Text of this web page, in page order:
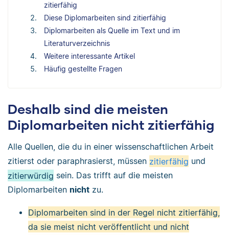
zitierfähig
Diese Diplomarbeiten sind zitierfähig
Diplomarbeiten als Quelle im Text und im
Literaturverzeichnis
Weitere interessante Artikel
Häufig gestellte Fragen
Deshalb sind die meisten
Diplomarbeiten nicht zitierfähig
Alle Quellen, die du in einer wissenschaftlichen Arbeit
zitierst oder paraphrasierst, müssen zitierfähig und
zitierwürdig sein. Das trifft auf die meisten
Diplomarbeiten nicht zu.
Diplomarbeiten sind in der Regel nicht zitierfähig,
da sie meist nicht veröffentlicht und nicht